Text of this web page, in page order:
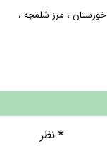
خوزستان ، مرز شلمچه ،
* نظر